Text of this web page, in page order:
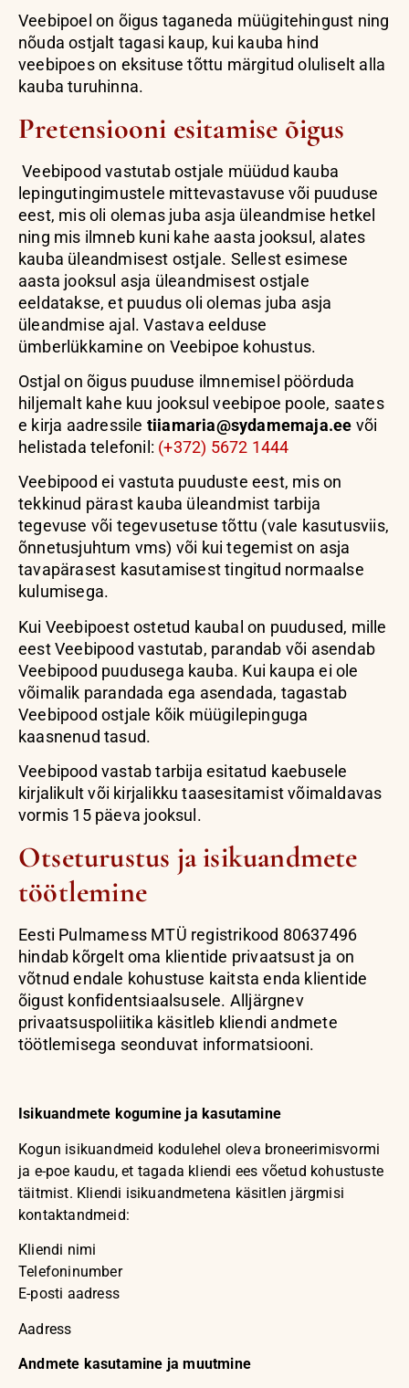
Veebipoel on õigus taganeda müügitehingust ning
nõuda ostjalt tagasi kaup, kui kauba hind
veebipoes on eksituse tõttu märgitud oluliselt alla
kauba turuhinna.
Pretensiooni esitamise õigus
Veebipood vastutab ostjale müüdud kauba
lepingutingimustele mittevastavuse või puuduse
eest, mis oli olemas juba asja üleandmise hetkel
ning mis ilmneb kuni kahe aasta jooksul, alates
kauba üleandmisest ostjale. Sellest esimese
aasta jooksul asja üleandmisest ostjale
eeldatakse, et puudus oli olemas juba asja
üleandmise ajal. Vastava eelduse
ümberlükkamine on Veebipoe kohustus.
Ostjal on õigus puuduse ilmnemisel pöörduda
hiljemalt kahe kuu jooksul veebipoe poole, saates
e kirja aadressile tiiamaria@sydamemaja.ee või
helistada telefonil: (+372) 5672 1444
Veebipood ei vastuta puuduste eest, mis on
tekkinud pärast kauba üleandmist tarbija
tegevuse või tegevusetuse tõttu (vale kasutusviis,
õnnetusjuhtum vms) või kui tegemist on asja
tavapärasest kasutamisest tingitud normaalse
kulumisega.
Kui Veebipoest ostetud kaubal on puudused, mille
eest Veebipood vastutab, parandab või asendab
Veebipood puudusega kauba. Kui kaupa ei ole
võimalik parandada ega asendada, tagastab
Veebipood ostjale kõik müügilepinguga
kaasnenud tasud.
Veebipood vastab tarbija esitatud kaebusele
kirjalikult või kirjalikku taasesitamist võimaldavas
vormis 15 päeva jooksul.
Otseturustus ja isikuandmete
töötlemine
Eesti Pulmamess MTÜ registrikood 80637496
hindab kõrgelt oma klientide privaatsust ja on
võtnud endale kohustuse kaitsta enda klientide
õigust konfidentsiaalsusele. Alljärgnev
privaatsuspoliitika käsitleb kliendi andmete
töötlemisega seonduvat informatsiooni.
Isikuandmete kogumine ja kasutamine
Kogun isikuandmeid kodulehel oleva broneerimisvormi
ja e-poe kaudu, et tagada kliendi ees võetud kohustuste
täitmist. Kliendi isikuandmetena käsitlen järgmisi
kontaktandmeid:
Kliendi nimi
Telefoninumber
E-posti aadress
Aadress
Andmete kasutamine ja muutmine